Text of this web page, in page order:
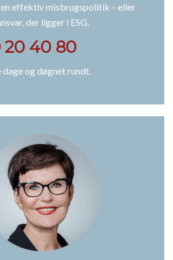
effektiv misbrugspolitik – eller
der ligger i ESG.
20 40 80
dage og døgnet rundt.